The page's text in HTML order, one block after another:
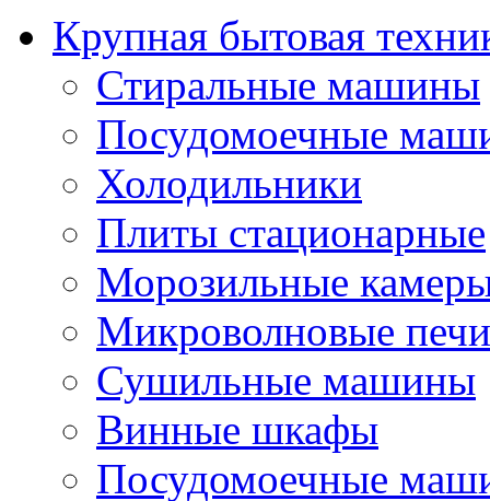
Крупная бытовая
Стиральные машины
Посудомоечные
Холодильники
Плиты стационарные
Морозильные
Микроволновые печи
Сушильные машины
Винные шкафы
Посудомоечные